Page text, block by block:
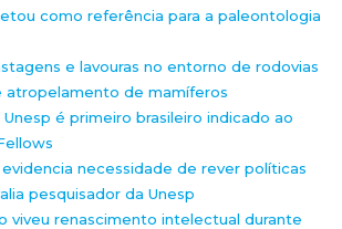
como referência para a paleontologia
e lavouras no entorno de rodovias
atropelamento de mamíferos
é primeiro brasileiro indicado ao
necessidade de rever políticas
pesquisador da Unesp
viveu renascimento intelectual durante